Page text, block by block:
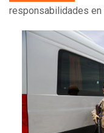
responsabilidades en